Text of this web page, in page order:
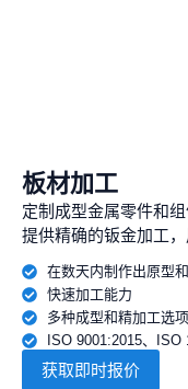
板材加工
定制成型金属零件和
提供精确的钣金加工
在数天内制作出原型
快速加工能力
多种成型和精加工选项
ISO 9001:2015、ISO
获取即时报价